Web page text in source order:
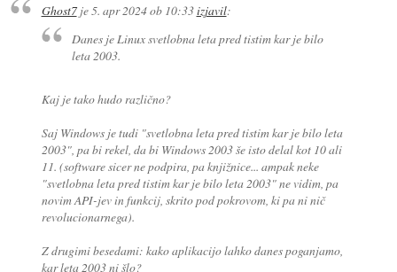
Ghost7je5. apr 2024 ob 10:33izjavil:
Danes je Linux svetlobna leta pred tistim kar je bilo
leta 2003.
Kaj je tako hudo različno?
Saj Windows je tudi "svetlobna leta pred tistim kar je bilo leta
2003", pa bi rekel, da bi Windows 2003 še isto delal kot 10 ali
11. (software sicer ne podpira, pa knjižnice... ampak neke
"svetlobna leta pred tistim kar je bilo leta 2003" ne vidim, pa
novim API-jev in funkcij, skrito pod pokrovom, ki pa ni nič
revolucionarnega).
Z drugimi besedami: kako aplikacijo lahko danes poganjamo,
kar leta 2003 ni šlo?